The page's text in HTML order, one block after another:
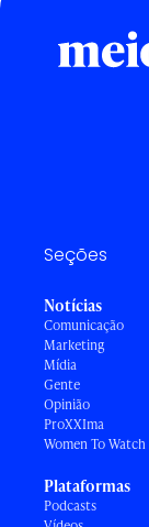
Seções
Notícias
Comunicação
Marketing
Mídia
Gente
Opinião
ProXXIma
Women To Watch
Plataformas
Podcasts